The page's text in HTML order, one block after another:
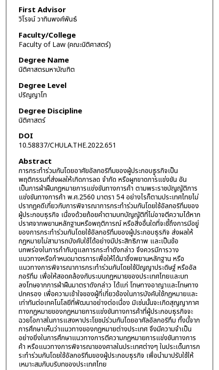
First Advisor
วิโรจน์ วาทินพงศ์พันธ์
Faculty/College
Faculty of Law (คณะนิติศาสตร์)
Degree Name
นิติศาสตรมหาบัณฑิต
Degree Level
ปริญญาโท
Degree Discipline
นิติศาสตร์
DOI
10.58837/CHULA.THE.2022.651
Abstract
การกระทำร่วมกันโดยอาศัยอัลกอริทึมของผู้ประกอบธูุรกิจเป็น
พฤติกรรมที่ส่งผลให้เกิดการลด จำกัด หรือผูกขาดการแข่งขัน อัน
เป็นการฝ่าฝืนกฎหมายการแข่งขันทางการค้า ตามพระราชบัญญัติการ
แข่งขันทางการค้า พ.ศ.2560 มาตรา 54 อย่างไรก็ตามประเทศไทยไม่
ปรากฏคดีเกี่ยวกับการพิจารณาการกระทำร่วมกันโดยใช้อัลกอริทึมของ
ผู้ประกอบธุรกิจ เนื่องด้วยถ้อยคำตามบทบัญญัติที่ไม่อาจตีความได้หาก
ปราศจากพยานหลักฐานหรือพฤติการณ์ หรือสิ่งอื่นใดที่จะชี้ถึงการมีอยู่
ของการกระทำร่วมกันโดยใช้อัลกอริทึมของผู้ประกอบธุรกิจ ส่งผลให้
กฎหมายไม่สามารถบังคับใช้ได้อย่างมีประสิทธิภาพ และเป็นข้อ
บกพร่องในการกำกับดูแลการกระทำดังกล่าว จึงควรมีการวาง
แนวทางหรือกำหนดมาตรการเพื่อให้ได้มาซึ่งพยานหลักฐาน หรือ
แนวทางการพิจารณาการกระทำร่วมกันโดยใช้ปัญญาประดิษฐ์ หรืออัล
กอริทึม เพื่อให้สอดคล้องกับระบบกฎหมายของประเทศไทยและบท
ลงโทษจากการฝ่าฝืนมาตราดังกล่าว ได้แก่ โทษทางอาญาและโทษทาง
ปกครอง เพื่อความเข้าใจของผู้ที่เกี่ยวข้องในการบังคับใช้กฎหมายและ
เท่าทันต่อเทคโนโลยีที่พัฒนาอย่างต่อเนื่อง มิเช่นนั้นจะเกิดสุญญากาศ
ทางกฎหมายของกฎหมายการแข่งขันทางการค้าที่ผู้ประกอบธุรกิจจะ
ฉวยโอกาสในการแสงหาประโยชน์ร่วมกันโดยอาศัลอัลกอริทึม ทั้งนี้จาก
การศึกษาเห็นว่าแนวทางของกฎหมายต่างประเทศ จึงมีความจำเป็น
อย่างยิ่งในการศึกษาแนวทางการตีความกฎหมายการแข่งขันทางการ
ค้า หรือแนวทางการพิจารณาของศาลในประเทศต่างๆ ในประเด็นการก
ระทำร่วมกันโดยใช้อัลกอริทึมของผู้ประกอบธุรกิจ เพื่อนำมาปรับใช้ให้
เหมาะสมกับบริบทของประเทศไทย